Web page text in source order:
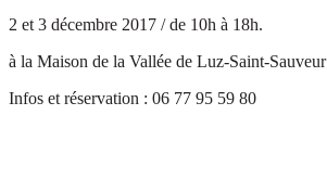
2 et 3 décembre 2017 / de 10h à 18h.
à la Maison de la Vallée de Luz-Saint-Sauveur
Infos et réservation : 06 77 95 59 80